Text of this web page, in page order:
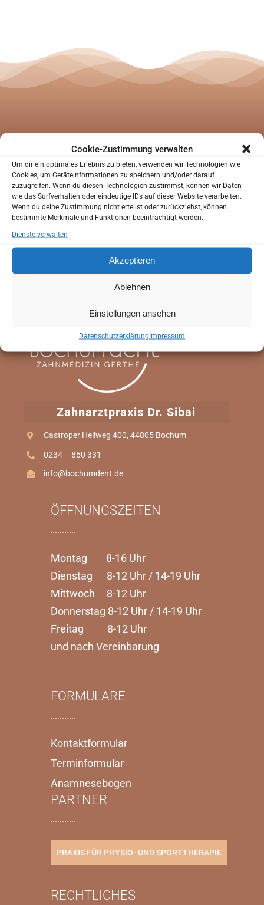
Cookie-Zustimmung verwalten
Um dir ein optimales Erlebnis zu bieten, verwenden wir Technologien wie
Cookies, um Geräteinformationen zu speichern und/oder darauf
zuzugreifen. Wenn du diesen Technologien zustimmst, können wir Daten
wie das Surfverhalten oder eindeutige IDs auf dieser Website verarbeiten.
Wenn du deine Zustimmung nicht erteilst oder zurückziehst, können
bestimmte Merkmale und Funktionen beeinträchtigt werden.
Dienste verwalten
Akzeptieren
Ablehnen
Einstellungen ansehen
DatenschutzerklärungImpressum
Ihrekompetente
Zahnarztpraxis in
Bochum!
Zahnarztpraxis Dr. Sibai
Castroper Hellweg 400, 44805 Bochum
0234 – 850 331
info@bochumdent.de
ÖFFNUNGSZEITEN
Montag 8-16 Uhr
Dienstag 8-12 Uhr / 14-19 Uhr
Mittwoch 8-12 Uhr
Donnerstag 8-12 Uhr / 14-19 Uhr
Freitag 8-12 Uhr
und nach Vereinbarung
FORMULARE
Kontaktformular
Terminformular
Anamnesebogen
PARTNER
PRAXIS FÜR PHYSIO- UND SPORTTHERAPIE
RECHTLICHES
Sie können uns helfen Sie besser kennenzulernen
bevor Sie zu uns in die Praxis kommen.
Sie haben die Möglichkeit Ihren Anamnesebogen zu
Hause in Ruhe auszufüllen.
So können wir schon bei Ihrem ersten Besuch auf Ihre
individuellen Wünsche und Bedürfnisse eingehen.
Anamnesebogen
ONLINE TERMIN